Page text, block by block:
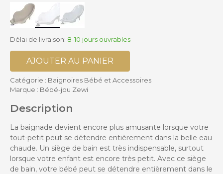
Délai de livraison: 8-10 jours ouvrables
AJOUTER AU PANIER
Catégorie : Baignoires Bébé et Accessoires
Marque : Bébé-jou Zewi
Description
La baignade devient encore plus amusante lorsque votre
tout-petit peut se détendre entièrement dans la belle eau
chaude. Un siège de bain est très indispensable, surtout
lorsque votre enfant est encore très petit. Avec ce siège
de bain, votre bébé peut se détendre entièrement dans le